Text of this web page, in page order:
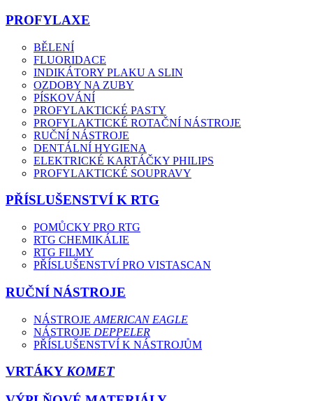
PROFYLAXE
BĚLENÍ
FLUORIDACE
INDIKÁTORY PLAKU A SLIN
OZDOBY NA ZUBY
PÍSKOVÁNÍ
PROFYLAKTICKÉ PASTY
PROFYLAKTICKÉ ROTAČNÍ NÁSTROJE
RUČNÍ NÁSTROJE
DENTÁLNÍ HYGIENA
ELEKTRICKÉ KARTÁČKY PHILIPS
PROFYLAKTICKÉ SOUPRAVY
PŘÍSLUŠENSTVÍ K RTG
POMŮCKY PRO RTG
RTG CHEMIKÁLIE
RTG FILMY
PŘÍSLUŠENSTVÍ PRO VISTASCAN
RUČNÍ NÁSTROJE
NÁSTROJE AMERICAN EAGLE
NÁSTROJE DEPPELER
PŘÍSLUŠENSTVÍ K NÁSTROJŮM
VRTÁKYKOMET